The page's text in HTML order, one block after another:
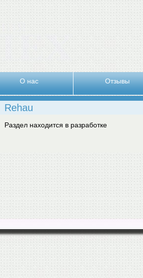
О нас Отзывы
Rehau
Раздел находится в разработке